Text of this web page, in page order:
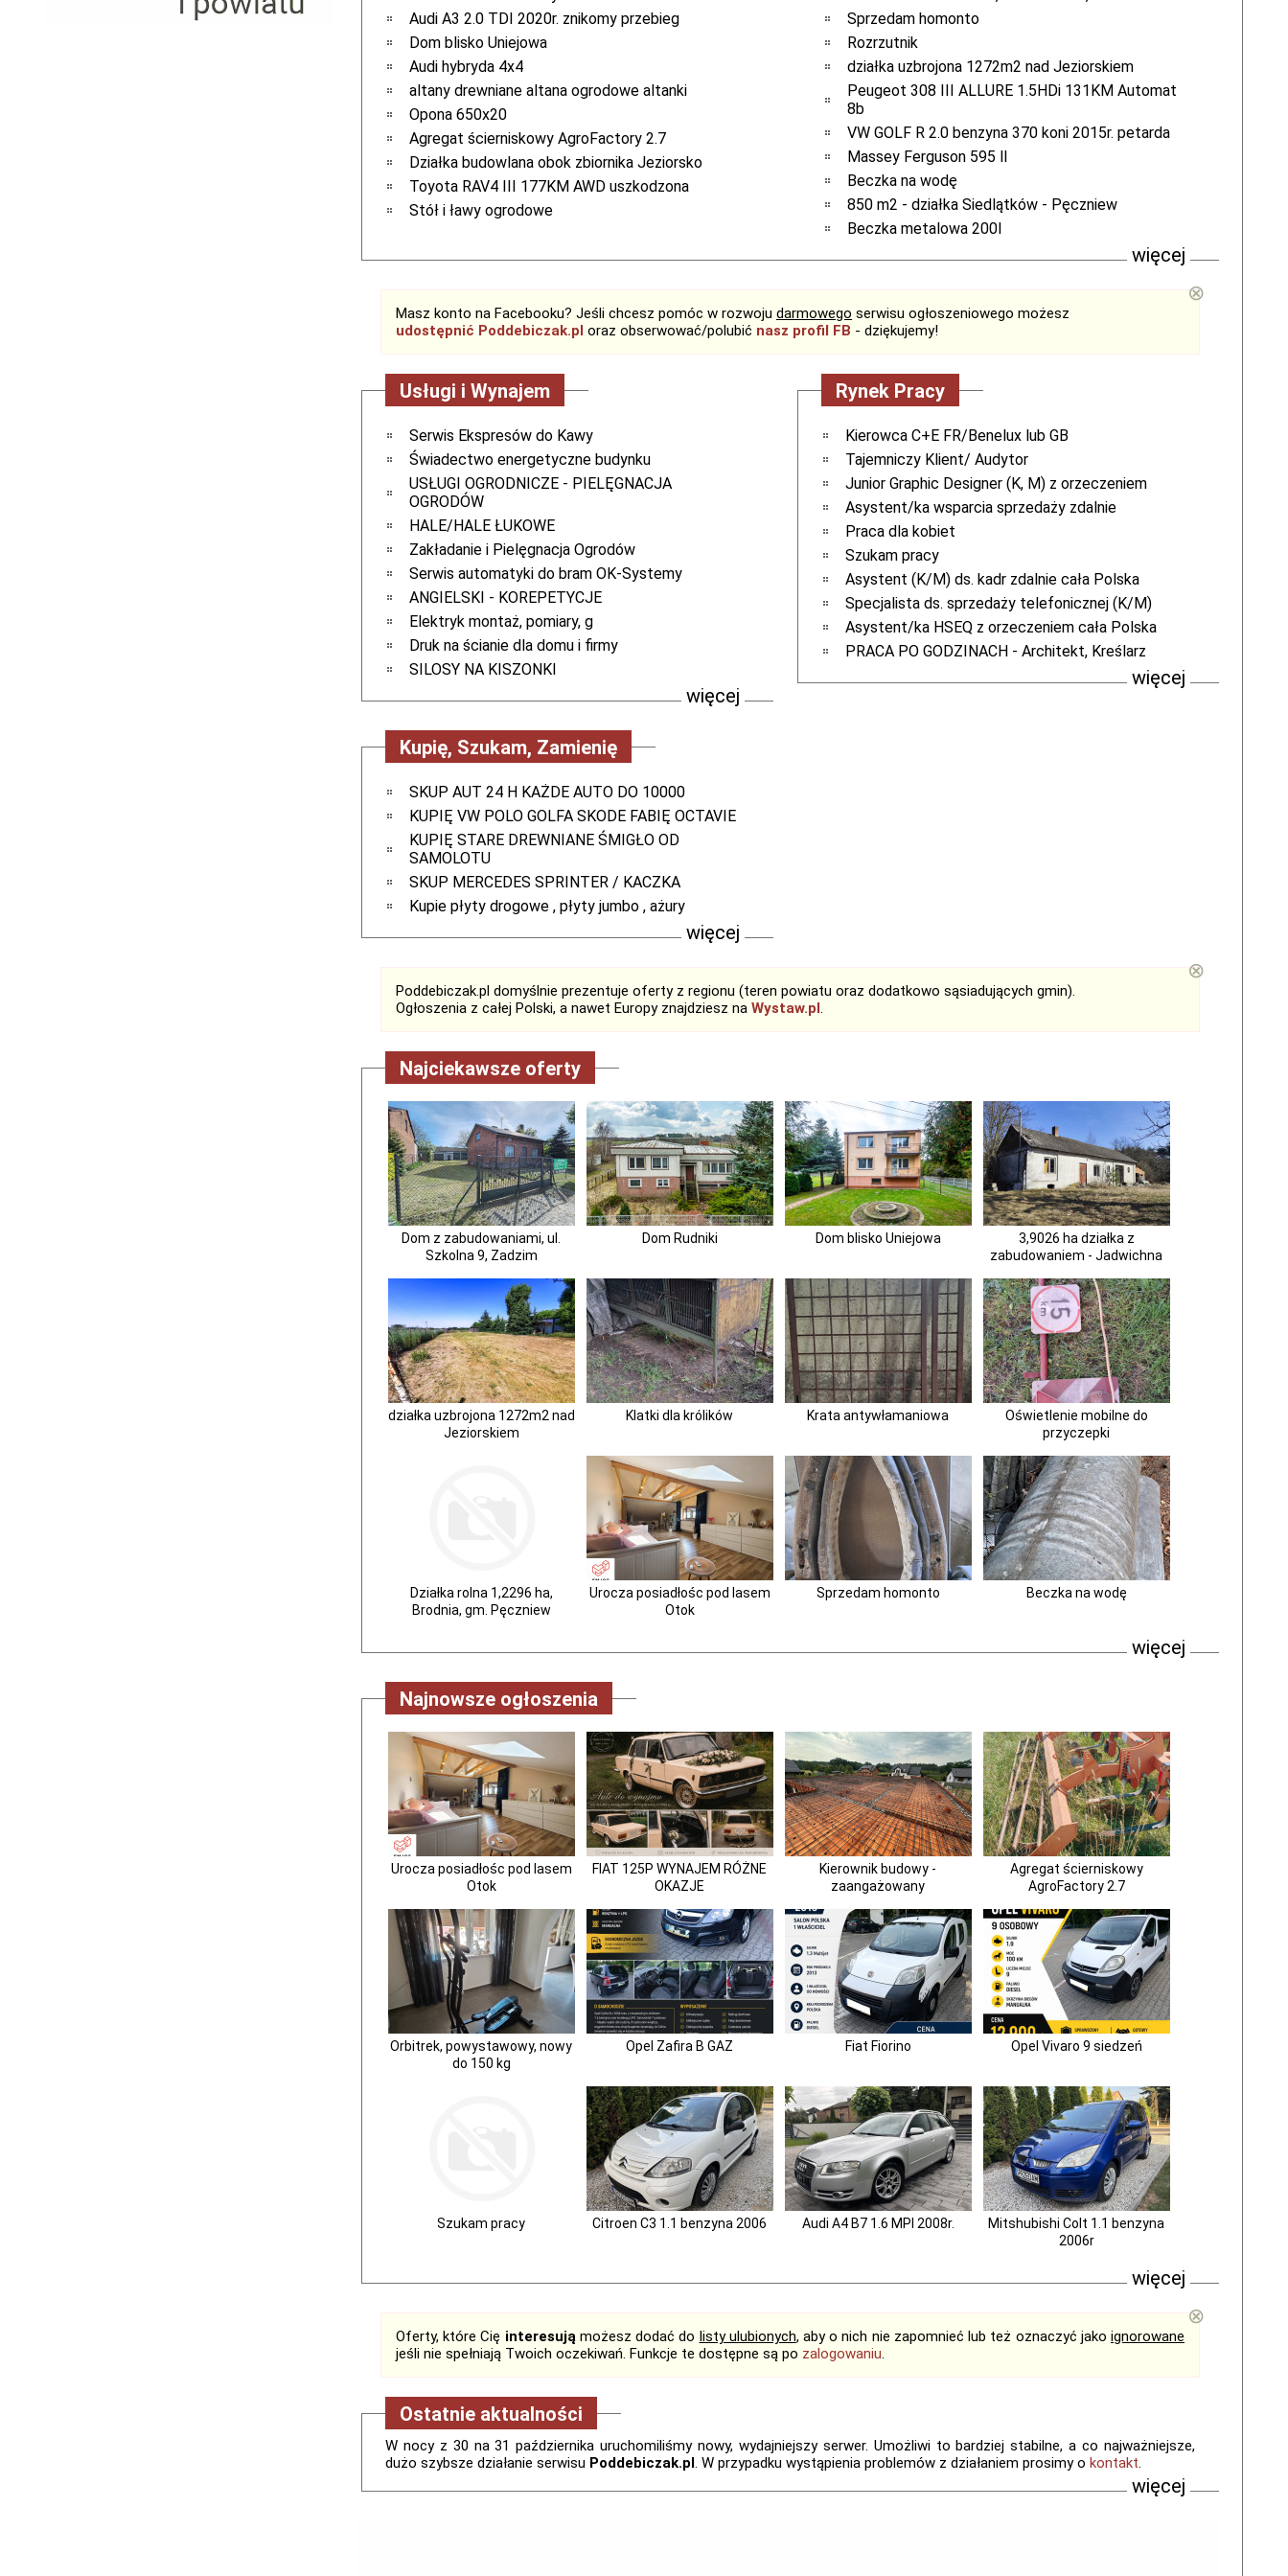
Audi A3 2.0 TDI 2020r. znikomy przebieg
Dom blisko Uniejowa
Audi hybryda 4x4
altany drewniane altana ogrodowe altanki
Opona 650x20
Agregat ścierniskowy AgroFactory 2.7
Działka budowlana obok zbiornika Jeziorsko
Toyota RAV4 III 177KM AWD uszkodzona
Stół i ławy ogrodowe
Sprzedam homonto
Rozrzutnik
działka uzbrojona 1272m2 nad Jeziorskiem
Peugeot 308 III ALLURE 1.5HDi 131KM Automat
8b
VW GOLF R 2.0 benzyna 370 koni 2015r. petarda
Massey Ferguson 595 ll
Beczka na wodę
850 m2 - działka Siedlątków - Pęczniew
Beczka metalowa 200l
więcej
Masz konto na Facebooku? Jeśli chcesz pomóc w rozwoju darmowego serwisu ogłoszeniowego możesz
udostępnić Poddebiczak.pl oraz obserwować/polubić nasz profil FB - dziękujemy!
⊗
Usługi i Wynajem
Serwis Ekspresów do Kawy
Świadectwo energetyczne budynku
USŁUGI OGRODNICZE - PIELĘGNACJA
OGRODÓW
HALE/HALE ŁUKOWE
Zakładanie i Pielęgnacja Ogrodów
Serwis automatyki do bram OK-Systemy
ANGIELSKI - KOREPETYCJE
Elektryk montaż, pomiary, g
Druk na ścianie dla domu i firmy
SILOSY NA KISZONKI
więcej
Rynek Pracy
Kierowca C+E FR/Benelux lub GB
Tajemniczy Klient/ Audytor
Junior Graphic Designer (K, M) z orzeczeniem
Asystent/ka wsparcia sprzedaży zdalnie
Praca dla kobiet
Szukam pracy
Asystent (K/M) ds. kadr zdalnie cała Polska
Specjalista ds. sprzedaży telefonicznej (K/M)
Asystent/ka HSEQ z orzeczeniem cała Polska
PRACA PO GODZINACH - Architekt, Kreślarz
więcej
Kupię, Szukam, Zamienię
SKUP AUT 24 H KAŻDE AUTO DO 10000
KUPIĘ VW POLO GOLFA SKODE FABIĘ OCTAVIE
KUPIĘ STARE DREWNIANE ŚMIGŁO OD
SAMOLOTU
SKUP MERCEDES SPRINTER / KACZKA
Kupie płyty drogowe , płyty jumbo , ażury
więcej
Poddebiczak.pl domyślnie prezentuje oferty z regionu (teren powiatu oraz dodatkowo sąsiadujących gmin).
Ogłoszenia z całej Polski, a nawet Europy znajdziesz na Wystaw.pl.
⊗
Najciekawsze oferty
Dom z zabudowaniami, ul.
Szkolna 9, Zadzim
Dom Rudniki Dom blisko Uniejowa
3,9026 ha działka z
zabudowaniem - Jadwichna
działka uzbrojona 1272m2 nad
Jeziorskiem
Klatki dla królików Krata antywłamaniowa
Oświetlenie mobilne do
przyczepki
Działka rolna 1,2296 ha,
Brodnia, gm. Pęczniew
Urocza posiadłośc pod lasem
Otok
Sprzedam homonto Beczka na wodę
więcej
Najnowsze ogłoszenia
Urocza posiadłośc pod lasem
Otok
FIAT 125P WYNAJEM RÓŻNE
OKAZJE
Kierownik budowy -
zaangażowany
Agregat ścierniskowy
AgroFactory 2.7
Orbitrek, powystawowy, nowy
do 150 kg
Opel Zafira B GAZ Fiat Fiorino Opel Vivaro 9 siedzeń
Szukam pracy Citroen C3 1.1 benzyna 2006 Audi A4 B7 1.6 MPI 2008r.
Mitshubishi Colt 1.1 benzyna
2006r
więcej
Oferty, które Cię interesująmożesz dodać do listy ulubionych, aby o nich nie zapomnieć lub też oznaczyć jakoignorowane
jeśli nie spełniają Twoich oczekiwań. Funkcje te dostępne są po zalogowaniu.
⊗
Ostatnie aktualności
W nocy z 30 na 31 października uruchomiliśmy nowy, wydajniejszy serwer. Umożliwi to bardziej stabilne, a co najważniejsze,
dużo szybsze działanie serwisu Poddebiczak.pl. W przypadku wystąpienia problemów z działaniem prosimy o kontakt.
więcej
Serwis RTV, AGD, elektronika i inne